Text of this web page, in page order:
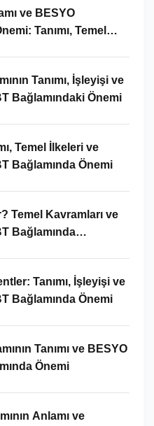
ve BESYO
Tanımı, Temel
Tanımı, İşleyişi ve
Bağlamındaki Önemi
Temel İlkeleri ve
Bağlamında Önemi
Temel Kavramları ve
Bağlamında
Tanımı, İşleyişi ve
Bağlamında Önemi
Tanımı ve BESYO
Önemi
Anlamı ve